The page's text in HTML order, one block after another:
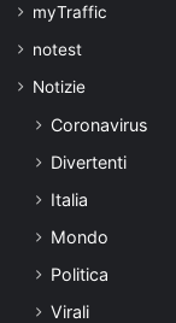
myTraffic
notest
Notizie
Coronavirus
Divertenti
Italia
Mondo
Politica
Virali